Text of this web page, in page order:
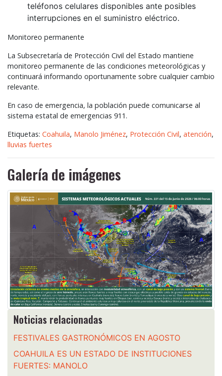
teléfonos celulares disponibles ante posibles
interrupciones en el suministro eléctrico.
Monitoreo permanente
La Subsecretaría de Protección Civil del Estado mantiene
monitoreo permanente de las condiciones meteorológicas y
continuará informando oportunamente sobre cualquier cambio
relevante.
En caso de emergencia, la población puede comunicarse al
sistema estatal de emergencias 911.
Etiquetas: Coahuila, Manolo Jiménez, Protección Civil, atención,
lluvias fuertes
Galería de imágenes
Noticias relacionadas
FESTIVALES GASTRONÓMICOS EN AGOSTO
COAHUILA ES UN ESTADO DE INSTITUCIONES
FUERTES: MANOLO